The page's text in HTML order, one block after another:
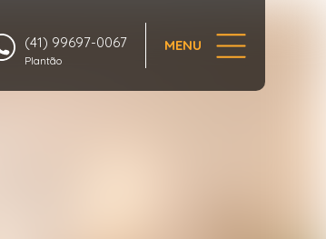
(41) 99697-0067
Plantão
MENU